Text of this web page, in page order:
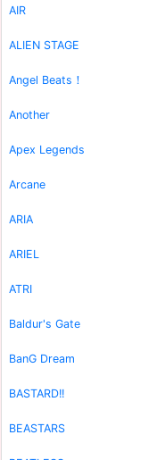
AIR
ALIEN STAGE
Angel Beats！
Another
Apex Legends
Arcane
ARIA
ARIEL
ATRI
Baldur's Gate
BanG Dream
BASTARD!!
BEASTARS